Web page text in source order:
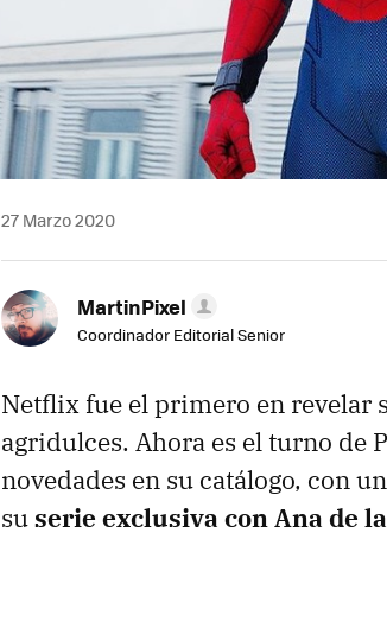
27 Marzo 2020
MartinPixel
Coordinador Editorial Senior
Netflix fue el primero en revelar
agridulces. Ahora es el turno de
novedades en su catálogo, con
suserie exclusiva con Ana de